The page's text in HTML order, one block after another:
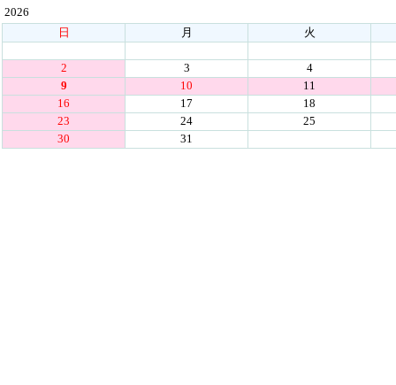
2026
日
月 火
2 3
4
9
10
11
16
17
18
23
24
25
30
31